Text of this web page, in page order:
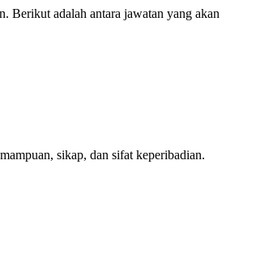
Berikut adalah antara jawatan yang akan
sikap, dan sifat keperibadian.